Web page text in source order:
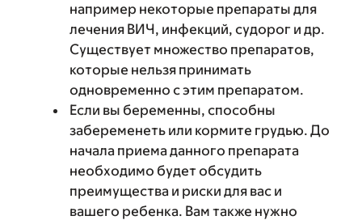
например некоторые препараты для
лечения ВИЧ, инфекций, судорог и др.
Существует множество препаратов,
которые нельзя принимать
одновременно с этим препаратом.
Если вы беременны, способны
забеременеть или кормите грудью. До
начала приема данного препарата
необходимо будет обсудить
преимущества и риски для вас и
вашего ребенка. Вам также нужно